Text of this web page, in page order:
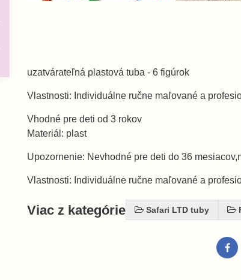
uzatvárateľná plastová tuba - 6 figúrok
Vlastnosti: Individuálne ručne maľované a
Vhodné pre deti od 3 rokov
Materiál: plast
Upozornenie: Nevhodné pre deti do 36
Vlastnosti: Individuálne ručne maľované a
Viac z kategórie Safari LTD tuby